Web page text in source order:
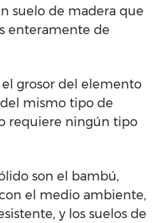
suelo de madera que
enteramente de
grosor del elemento
del mismo tipo de
requiere ningún tipo
son el bambú,
el medio ambiente,
y los suelos de